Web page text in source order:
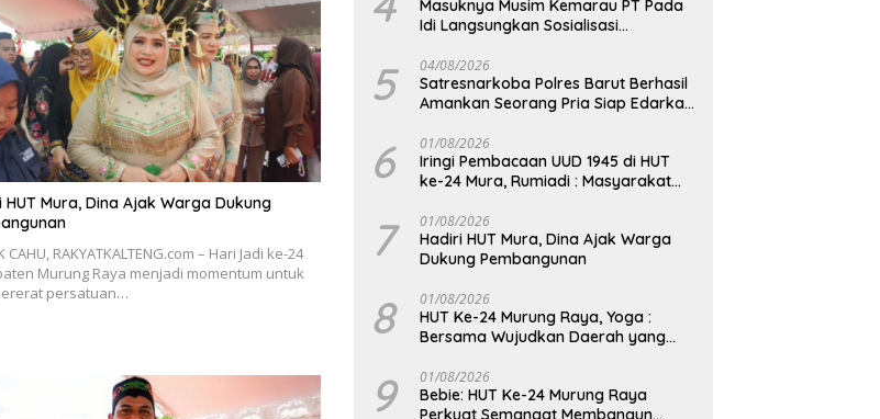
HUT Mura, Dina Ajak Warga Dukung
CAHU, RAKYATKALTENG.com – Hari Jadi ke-24
Murung Raya menjadi momentum untuk
persatuan…
Masuknya Musim Kemarau PT Pada
Idi Langsungkan Sosialisasi
5 04/08/2026
Satresnarkoba Polres Barut Berhasil
Amankan Seorang Pria Siap Edarkan
Gram
6 01/08/2026
Iringi Pembacaan UUD 1945 di HUT
ke-24 Mura, Rumiadi : Masyarakat
yang Lebih Besar
7 01/08/2026
Hadiri HUT Mura, Dina Ajak Warga
Dukung Pembangunan
8 01/08/2026
HUT Ke-24 Murung Raya, Yoga :
Bersama Wujudkan Daerah yang
9 01/08/2026
Bebie: HUT Ke-24 Murung Raya
Perkuat Semangat Membangun